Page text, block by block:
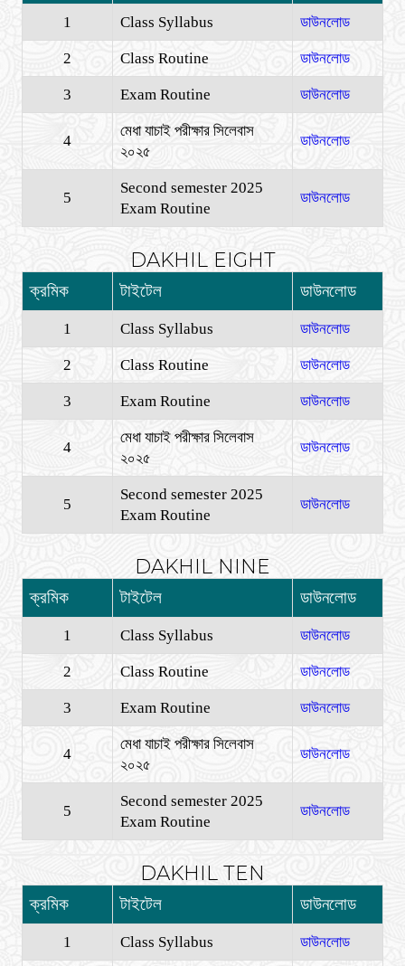
1 Class Syllabus ডাউনলোড
2 Class Routine ডাউনলোড
3 Exam Routine ডাউনলোড
4
মেধা যাচাই পরীক্ষার সিলেবাস
২০২৫
ডাউনলোড
5
Second semester 2025
Exam Routine
ডাউনলোড
DAKHIL EIGHT
ক্রমিক টাইটেল ডাউনলোড
1 Class Syllabus ডাউনলোড
2 Class Routine ডাউনলোড
3 Exam Routine ডাউনলোড
4
মেধা যাচাই পরীক্ষার সিলেবাস
২০২৫
ডাউনলোড
5
Second semester 2025
Exam Routine
ডাউনলোড
DAKHIL NINE
ক্রমিক টাইটেল ডাউনলোড
1 Class Syllabus ডাউনলোড
2 Class Routine ডাউনলোড
3 Exam Routine ডাউনলোড
4
মেধা যাচাই পরীক্ষার সিলেবাস
২০২৫
ডাউনলোড
5
Second semester 2025
Exam Routine
ডাউনলোড
DAKHIL TEN
ক্রমিক টাইটেল ডাউনলোড
1 Class Syllabus ডাউনলোড